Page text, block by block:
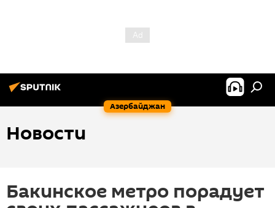
Азербайджан
Новости
Бакинское метро порадует